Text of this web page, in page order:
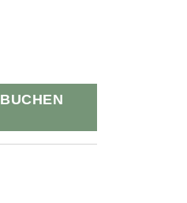
BUCHEN